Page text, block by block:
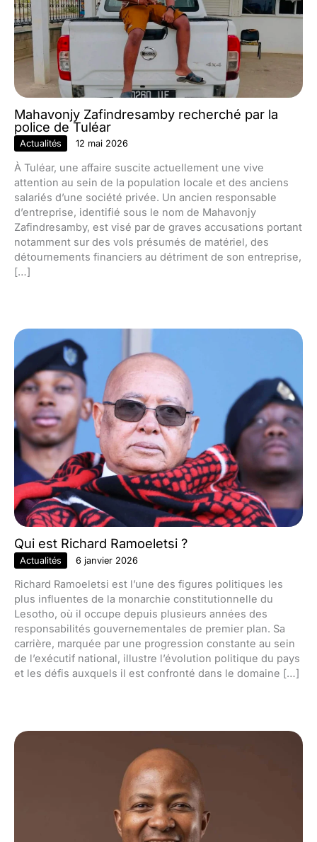
Mahavonjy Zafindresamby recherché par la
police de Tuléar
Actualités 12 mai 2026
À Tuléar, une affaire suscite actuellement une vive
attention au sein de la population locale et des anciens
salariés d’une société privée. Un ancien responsable
d’entreprise, identifié sous le nom de Mahavonjy
Zafindresamby, est visé par de graves accusations portant
notamment sur des vols présumés de matériel, des
détournements financiers au détriment de son entreprise,
[…]
Qui est Richard Ramoeletsi ?
Actualités 6 janvier 2026
Richard Ramoeletsi est l’une des figures politiques les
plus influentes de la monarchie constitutionnelle du
Lesotho, où il occupe depuis plusieurs années des
responsabilités gouvernementales de premier plan. Sa
carrière, marquée par une progression constante au sein
de l’exécutif national, illustre l’évolution politique du pays
et les défis auxquels il est confronté dans le domaine […]